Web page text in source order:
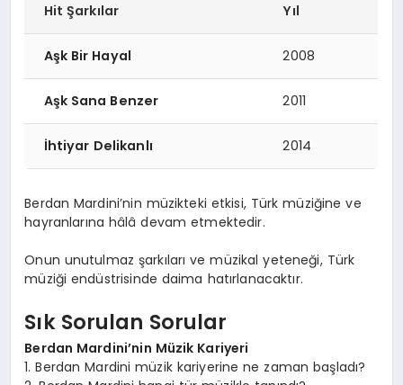
Hit Şarkılar Yıl
Aşk Bir Hayal 2008
Aşk Sana Benzer 2011
İhtiyar Delikanlı 2014
Berdan Mardini’nin müzikteki etkisi, Türk müziğine ve
hayranlarına hâlâ devam etmektedir.
Onun unutulmaz şarkıları ve müzikal yeteneği, Türk
müziği endüstrisinde daima hatırlanacaktır.
Sık Sorulan Sorular
Berdan Mardini’nin Müzik Kariyeri
1. Berdan Mardini müzik kariyerine ne zaman başladı?